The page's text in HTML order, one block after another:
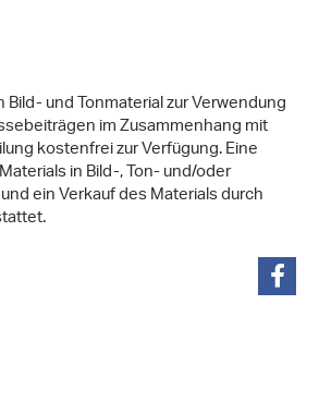
Bild- und Tonmaterial zur Verwendung
im Zusammenhang mit
kostenfrei zur Verfügung. Eine
in Bild-, Ton- und/oder
ein Verkauf des Materials durch